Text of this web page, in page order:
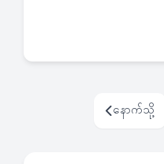
နောက်သို့